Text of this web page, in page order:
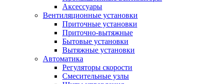
Аксессуары
Вентиляционные установки
Приточные установки
Приточно-вытяжные
Бытовые установки
Вытяжные установки
Автоматика
Регуляторы скорости
Смесительные узлы